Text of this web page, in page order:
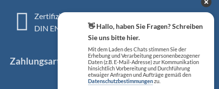
Zertifiziertes QM-System
DIN EN ISO 13485
Zahlungsarten
👋 Hallo, haben Sie Fragen? Schreiben
Sie uns bitte hier.
Mit dem Laden des Chats stimmen Sie der
Erhebung und Verarbeitung personenbezogener
Daten (z.B. E-Mail-Adresse) zur Kommunikation
hinsichtlich Vorbereitung und Durchführung
etwaiger Anfragen und Aufträge gemäß den
Datenschutzbestimmungenzu.